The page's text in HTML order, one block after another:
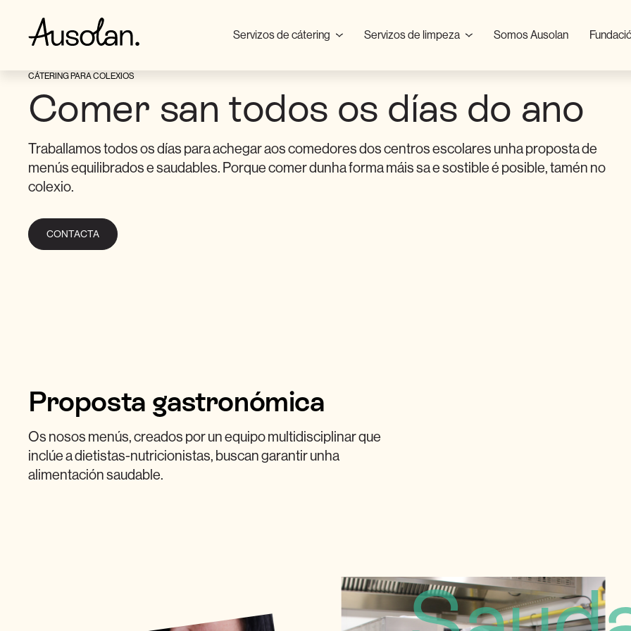
Servizos de cátering Servizos de limpeza Somos Ausolan
CÁTERING PARA COLEXIOS
Comer san todos os días do ano
Traballamos todos os días para achegar aos comedores dos centros escolares unha proposta de
menús equilibrados e saudables. Porque comer dunha forma máis sa e sostible é posible, tamén no
colexio.
CONTACTA
Proposta gastronómica
Os nosos menús, creados por un equipo multidisciplinar que
inclúe a dietistas-nutricionistas, buscan garantir unha
alimentación saudable.